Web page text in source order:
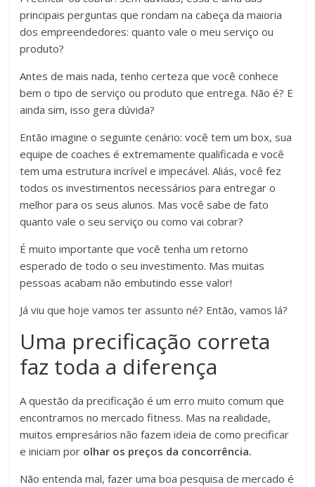
principais perguntas que rondam na cabeça da maioria
dos empreendedores: quanto vale o meu serviço ou
produto?
Antes de mais nada, tenho certeza que você conhece
bem o tipo de serviço ou produto que entrega. Não é? E
ainda sim, isso gera dúvida?
Então imagine o seguinte cenário: você tem um box, sua
equipe de coaches é extremamente qualificada e você
tem uma estrutura incrível e impecável. Aliás, você fez
todos os investimentos necessários para entregar o
melhor para os seus alunos. Mas você sabe de fato
quanto vale o seu serviço ou como vai cobrar?
É muito importante que você tenha um retorno
esperado de todo o seu investimento. Mas muitas
pessoas acabam não embutindo esse valor!
Já viu que hoje vamos ter assunto né? Então, vamos lá?
Uma precificação correta
faz toda a diferença
A questão da precificação é um erro muito comum que
encontramos no mercado fitness. Mas na realidade,
muitos empresários não fazem ideia de como precificar
e iniciam por olhar os preços da concorrência.
Não entenda mal, fazer uma boa pesquisa de mercado é